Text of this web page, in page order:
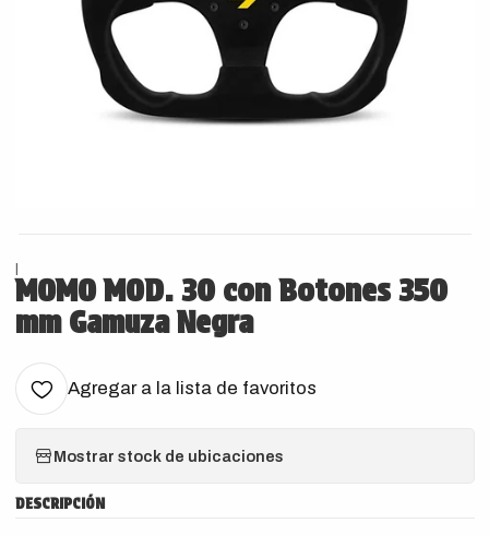
|
MOMO MOD. 30 con Botones 350
mm Gamuza Negra
Agregar a la lista de favoritos
Mostrar stock de ubicaciones
DESCRIPCIÓN